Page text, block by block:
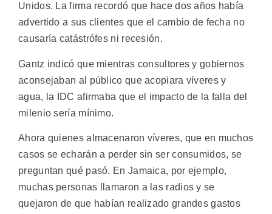
Unidos. La firma recordó que hace dos años había
advertido a sus clientes que el cambio de fecha no
causaría catástrófes ni recesión.
Gantz indicó que mientras consultores y gobiernos
aconsejaban al público que acopiara víveres y
agua, la IDC afirmaba que el impacto de la falla del
milenio sería mínimo.
Ahora quienes almacenaron víveres, que en muchos
casos se echarán a perder sin ser consumidos, se
preguntan qué pasó. En Jamaica, por ejemplo,
muchas personas llamaron a las radios y se
quejaron de que habían realizado grandes gastos